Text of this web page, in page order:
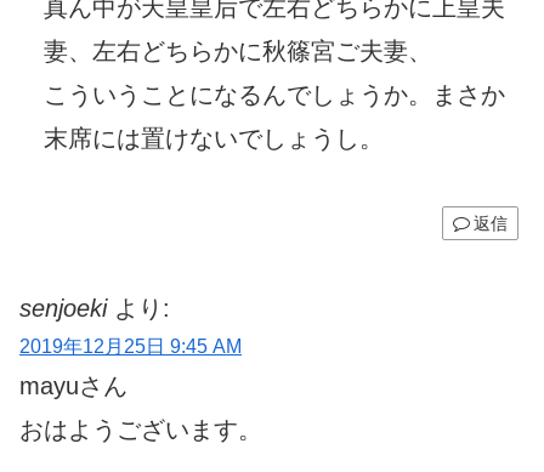
真ん中が天皇皇后で左右どちらかに上皇夫
妻、左右どちらかに秋篠宮ご夫妻、
こういうことになるんでしょうか。まさか
末席には置けないでしょうし。
返信
senjoeki より:
2019年12月25日 9:45 AM
mayuさん
おはようございます。